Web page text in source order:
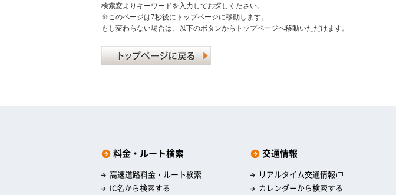
検索窓よりキーワードを入力してお探しください。
※このページは7秒後にトップページに移動します。
もし変わらない場合は、以下のボタンからトップページへ移動いただけます。
料金・ルート検索
高速道路料金・ルート検索
IC名から検索する
交通情報
リアルタイム交通情報
カレンダーから検索する